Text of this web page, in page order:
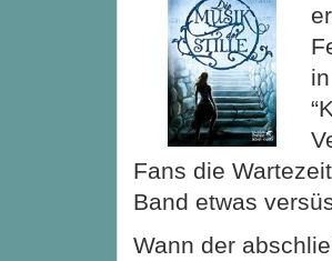
Fans die
Band etwas
Wann der